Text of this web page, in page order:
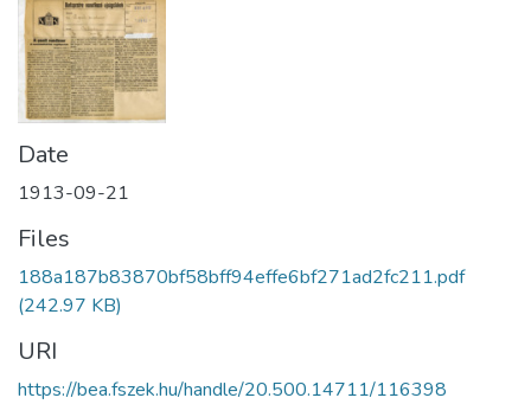
About us
Date
1913-09-21
Files
188a187b83870bf58bff94effe6bf271ad2fc211.pdf
(242.97 KB)
URI
https://bea.fszek.hu/handle/20.500.14711/116398